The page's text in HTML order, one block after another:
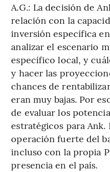
A.G.: La decisión de
relación con la
inversión específica
analizar el escenario
específico local, y
y hacer las
chances de
eran muy bajas. Por
de evaluar los
estratégicos para
operación fuerte del
incluso con la propia
presencia en el país.